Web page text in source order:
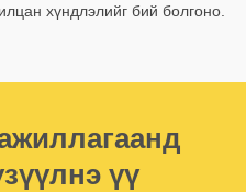
хүндлэлийг бий болгоно.
үү